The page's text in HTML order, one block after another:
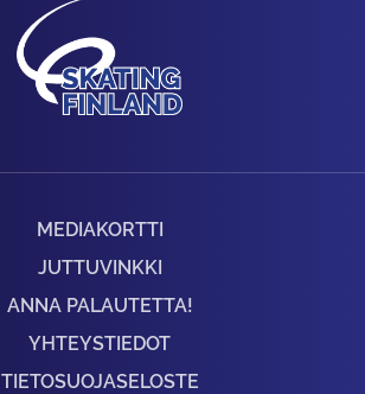
MEDIAKORTTI
JUTTUVINKKI
ANNA PALAUTETTA!
YHTEYSTIEDOT
TIETOSUOJASELOSTE